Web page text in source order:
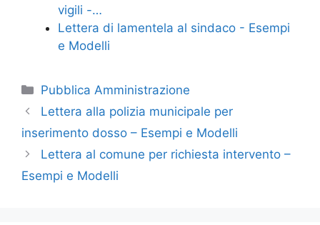
vigili -…
Lettera di lamentela al sindaco - Esempi
e Modelli
Categorie
Pubblica Amministrazione
Lettera alla polizia municipale per
inserimento dosso – Esempi e Modelli
Lettera al comune per richiesta intervento –
Esempi e Modelli